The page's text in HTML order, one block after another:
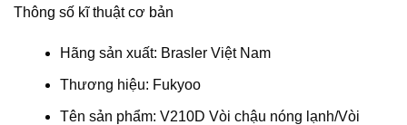
Thông số kĩ thuật cơ bản
Hãng sản xuất: Brasler Việt Nam
Thương hiệu: Fukyoo
Tên sản phẩm: V210D Vòi chậu nóng lạnh/Vòi